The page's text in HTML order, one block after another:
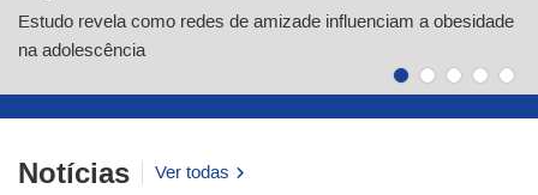
Estudo revela como redes de amizade influenciam a obesidade
na adolescência
Notícias Ver todas